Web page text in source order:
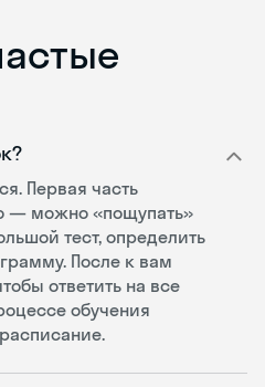
Первая часть
— можно «пощупать»
тест, определить
После к вам
ответить на все
обучения